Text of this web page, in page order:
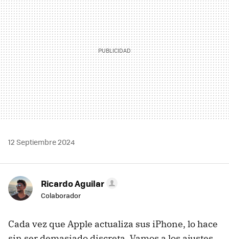
12 Septiembre 2024
Ricardo Aguilar
Colaborador
Cada vez que Apple actualiza sus iPhone, lo hace